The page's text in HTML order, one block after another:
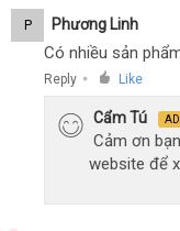
P Phương Linh
Có nhiều sản
Reply ● Like
Cẩm Tú
Cảm ơn
website để